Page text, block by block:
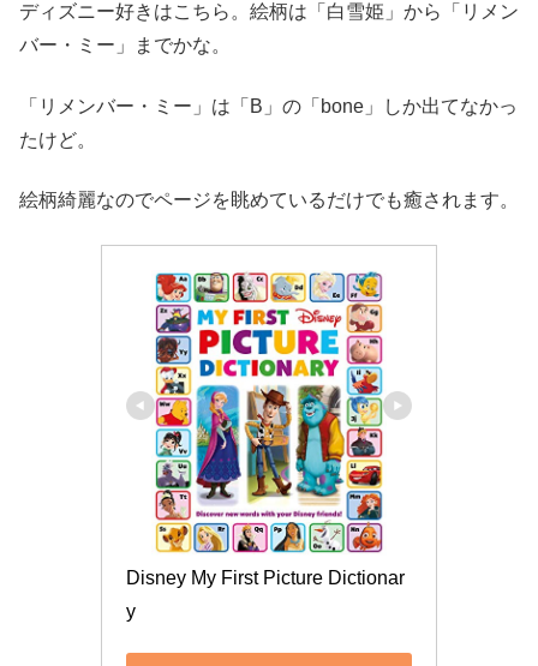
ディズニー好きはこちら。絵柄は「白雪姫」から「リメン
バー・ミー」までかな。
「リメンバー・ミー」は「B」の「bone」しか出てなかっ
たけど。
絵柄綺麗なのでページを眺めているだけでも癒されます。
Disney My First Picture Dictionar
y